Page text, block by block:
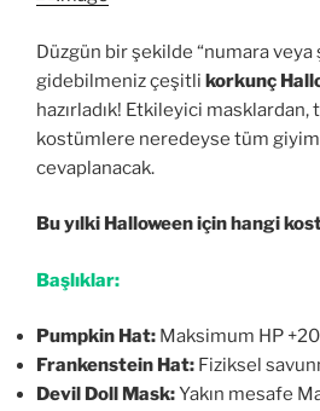
Düzgün bir şekilde “numara veya
gidebilmeniz çeşitli korkunç
hazırladık! Etkileyici
kostümlere neredeyse tüm
cevaplanacak.
Bu yılki Halloween için hangi
Başlıklar:
Pumpkin Hat: Maksimum HP
Frankenstein Hat: Fiziksel
Devil Doll Mask:Yakın mesafe